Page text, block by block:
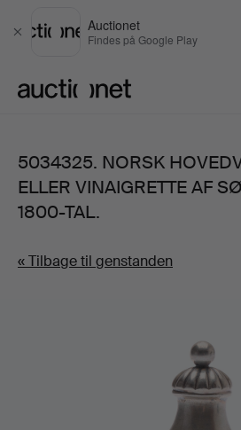
Luk
Auctionet
Findes på Google Play
5034325. NORSK
ELLER VINAIGRETTE AF
1800-TAL.
« Tilbage til genstanden